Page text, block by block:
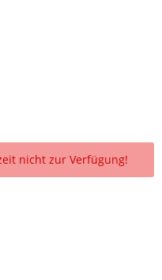
nicht zur Verfügung!